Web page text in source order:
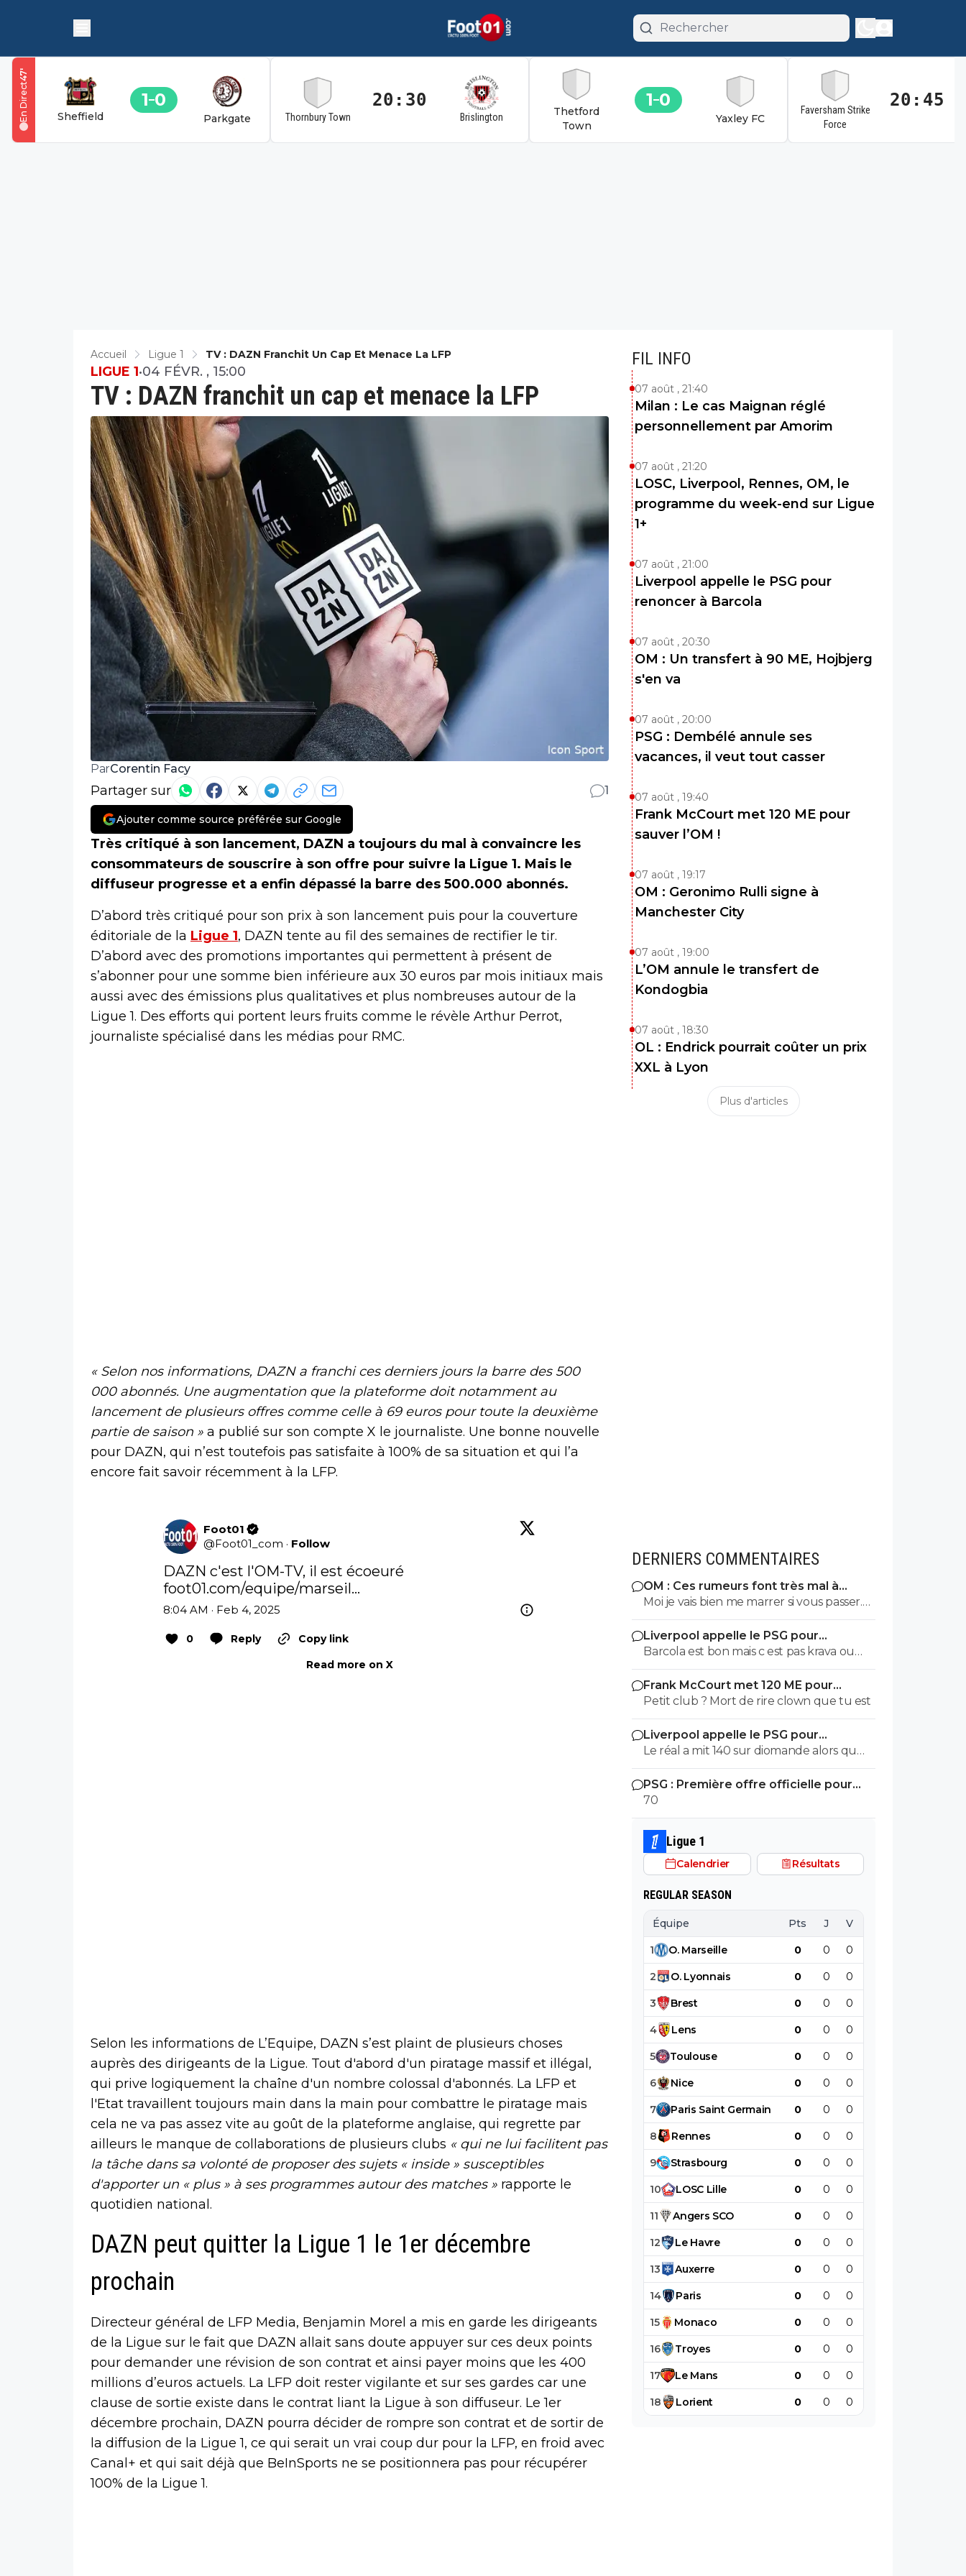
Sheffield
1 0
Parkgate
47
'
En Direct Thornbury Town
20:30
Brislington
Thetford
Town
1 0
Yaxley FC
Faversham Strike
Force
20:45
Accueil Ligue 1 TV : DAZN Franchit Un Cap Et Menace La LFP
TV : DAZN franchit un cap et menace la LFP
LIGUE 1•04 FÉVR. , 15:00
ParCorentin Facy
Partager sur 1
Ajouter comme source préférée sur Google
Très critiqué à son lancement, DAZN a toujours du mal à convaincre les
consommateurs de souscrire à son offre pour suivre la Ligue 1. Mais le
diffuseur progresse et a enfin dépassé la barre des 500.000 abonnés.
D’abord très critiqué pour son prix à son lancement puis pour la couverture
éditoriale de la Ligue 1, DAZN tente au fil des semaines de rectifier le tir.
D’abord avec des promotions importantes qui permettent à présent de
s’abonner pour une somme bien inférieure aux 30 euros par mois initiaux mais
aussi avec des émissions plus qualitatives et plus nombreuses autour de la
Ligue 1. Des efforts qui portent leurs fruits comme le révèle Arthur Perrot,
journaliste spécialisé dans les médias pour RMC.
« Selon nos informations, DAZN a franchi ces derniers jours la barre des 500
000 abonnés. Une augmentation que la plateforme doit notamment au
lancement de plusieurs offres comme celle à 69 euros pour toute la deuxième
partie de saison » a publié sur son compte X le journaliste. Une bonne nouvelle
pour DAZN, qui n’est toutefois pas satisfaite à 100% de sa situation et qui l’a
encore fait savoir récemment à la LFP.
Foot01
@Foot01_com · Follow
foot01.com/equipe/marseil…
8:04 AM · Feb 4, 2025
0 Reply
Copy link
Read more on X
Selon les informations de L’Equipe, DAZN s’est plaint de plusieurs choses
auprès des dirigeants de la Ligue. Tout d'abord d'un piratage massif et illégal,
qui prive logiquement la chaîne d'un nombre colossal d'abonnés. La LFP et
l'Etat travaillent toujours main dans la main pour combattre le piratage mais
cela ne va pas assez vite au goût de la plateforme anglaise, qui regrette par
ailleurs le manque de collaborations de plusieurs clubs « qui ne lui facilitent pas
la tâche dans sa volonté de proposer des sujets « inside » susceptibles
d'apporter un « plus » à ses programmes autour des matches » rapporte le
quotidien national.
DAZN peut quitter la Ligue 1 le 1er décembre
prochain
Directeur général de LFP Media, Benjamin Morel a mis en garde les dirigeants
de la Ligue sur le fait que DAZN allait sans doute appuyer sur ces deux points
pour demander une révision de son contrat et ainsi payer moins que les 400
millions d’euros actuels. La LFP doit rester vigilante et sur ses gardes car une
clause de sortie existe dans le contrat liant la Ligue à son diffuseur. Le 1er
décembre prochain, DAZN pourra décider de rompre son contrat et de sortir de
la diffusion de la Ligue 1, ce qui serait un vrai coup dur pour la LFP, en froid avec
Canal+ et qui sait déjà que BeInSports ne se positionnera pas pour récupérer
100% de la Ligue 1.
FIL INFO
07 août , 21:40
Milan : Le cas Maignan réglé
personnellement par Amorim
07 août , 21:20
LOSC, Liverpool, Rennes, OM, le
programme du week-end sur Ligue
1+
07 août , 21:00
Liverpool appelle le PSG pour
renoncer à Barcola
07 août , 20:30
OM : Un transfert à 90 ME, Hojbjerg
s'en va
07 août , 20:00
PSG : Dembélé annule ses
vacances, il veut tout casser
07 août , 19:40
Frank McCourt met 120 ME pour
sauver l’OM !
07 août , 19:17
OM : Geronimo Rulli signe à
Manchester City
07 août , 19:00
L’OM annule le transfert de
Kondogbia
07 août , 18:30
OL : Endrick pourrait coûter un prix
XXL à Lyon
Plus d'articles
DERNIERS COMMENTAIRES
OM : Ces rumeurs font très mal à
Bruno Genesio
Moi je vais bien me marrer si vous passer.
Greenwood vas vous exploser
Liverpool appelle le PSG pour
renoncer à Barcola
Barcola est bon mais c est pas krava ou
doué... franchement 150 merci pour tout
bonne suite ....akliouche fera aussi bien !!
Frank McCourt met 120 ME pour
sauver l’OM !
Petit club ? Mort de rire clown que tu est
Liverpool appelle le PSG pour
renoncer à Barcola
Le réal a mit 140 sur diomande alors qu
une bonne saison en Allemagne mais zéro
en c1 zéro coupe du monde ...barcola c est
150 !!!! Et on fait la vente du siècle acheter
50 !!!😁😄😄👍👍👍
PSG : Première offre officielle pour
Barcola, elle est choquante
70
Ligue 1
Calendrier Résultats
REGULAR SEASON
Équipe Pts J V
1 O. Marseille 0 0 0
2 O. Lyonnais 0 0 0
3 Brest 0 0 0
4 Lens 0 0 0
5 Toulouse 0 0 0
6 Nice 0 0 0
7 Paris Saint Germain 0 0 0
8 Rennes 0 0 0
9 Strasbourg 0 0 0
10 LOSC Lille 0 0 0
11 Angers SCO 0 0 0
12 Le Havre 0 0 0
13 Auxerre 0 0 0
14 Paris 0 0 0
15 Monaco 0 0 0
16 Troyes 0 0 0
17 Le Mans 0 0 0
18 Lorient 0 0 0